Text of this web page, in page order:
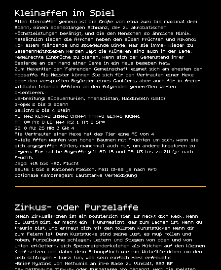
Kleinaffen im Spiel
Allen Kleinaffen gemein ist die Größe von etwa zwei bis maximal drei
Spann, einem ebensolangen Schwanz, der zu akrobatischen
Höchstleistungen befähigt, und die den Menschen so ähnliche Mimik.
Tatsächlich lieben die Äffchen neben den süßen Früchten und Alkohol
vor allem glänzende und spiegelnde Dinge, was sie immer wieder zu
Gelegenheitsdieben werden läßt-die Klügeren sind auch in der Lage,
regelrechte Einbrüche zu planen, wenn sich der Gegenstand ihrer
Begierde an der Hand einer Dame in ein Haus begeben hat...
Zum Hexentier der 'Fahrenden Gemeinschaft' eignet sich am ehesten der
Moosaffe. Als Meister können Sie sich für den Vertrauten einer Hexe
oder den verspielten Begleiter eines Gauklers, aber auch für in freier
Wildbahn lebende Äffchen an den folgenden generellen Werten
orientieren.
Verbreitung: Südaventurien, Mhanadistan, Waldinseln (Wald)
Größe: 2 bis 3 Spann
Gewicht: 2 bis 4 Stein
MU: W+2 KL:W+2 IN:W+2 CH:W+4 FF:W+8 GE:W+5 KK:W+1
AT: 8* PA: 8 LE: W+4 RS: 1 TP: 2 SP*
GS: 8 AU: 25 MR: 3 GW: 4
Als Vertrauter einer Hexe hat das Tier eine AE von 4
*Viele Affen werfen von hohen Bäumen mit Früchten um sich, wenn sie
sich angegriffen fühlen, manchmal auch nur, um andere Kreaturen zu
ärgern. Für solche Angriffe gilt AT: 15 und TP: W3 bis zu 2W (je nach
Frucht).
Jagd: +15 bis +20, Flucht
Beute: 1 bis 2 Rationen Fleisch, Fell (3-6S je nach Art)
Optionale Kampfregeln: Lautstarke Verteidigung
Zirkus- oder Purzelaffe
»Mein Zirkusäffchen ist ein possierlich Tier: Es neckt dich keck, wenn
du lustig bist, es macht ein Firunsgesicht, das zum Lachen ist, wenn du
traurig bist, und erfreut dich mit den tollsten Kunststücken wenn dir
zum Feiern ist. Denn Kuststücke sind seine Lust, es muß rollen und
roben, Purzelbäume schlagen, Leitern und Stiegen von oben und von
unten erklettern, sich Spezereienderkelehen als Hütchen auf den kleinen
Kopf setzen und dabei dein Schnupftuch wie ein Wickelkleidchen um den
Leib schlingen - kurz: tun, was sein einfach Herz erfreuet!«
-Brief Myalins von Methumis an ihre Base zu Vinsalt, 893 BF